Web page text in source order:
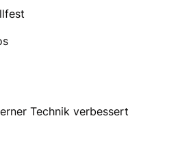
Technik verbessert